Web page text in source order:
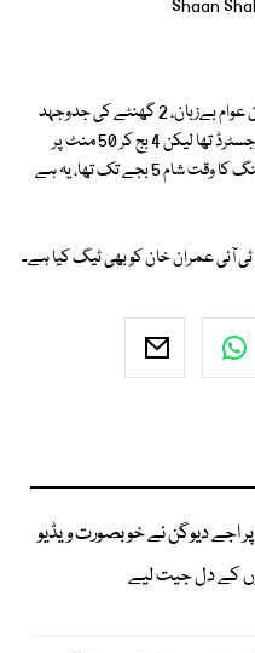
اداکار نے ٹویٹ میں لکھا کہ 'جمہوریت کی شان عوام بےزبان، 2 گھنٹے کی جدوجہد
کے بعد میں بالآخر وہاں پہنچا جہاں میرا ووٹ رجسٹرڈ تھا لیکن 4 بج کر 50 منٹ پر
مجھے ووٹ ڈالنے کے حق سے روک دیا گیا، پولنگ کا وقت شام 5 بجے تک تھا، یہ ہے
ٹی آئی عمران خان کو بھی ٹیگ کیا ہے۔
اجے دیوگن نے خوبصورت ویڈیو
کے دل جیت لیے